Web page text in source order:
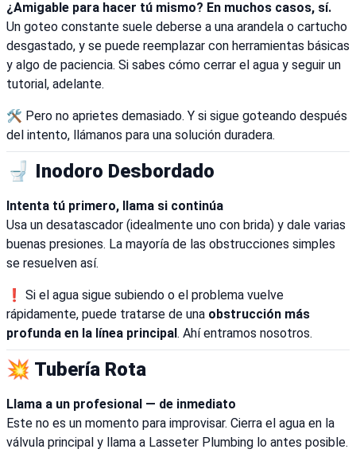
¿Amigable para hacer tú mismo? En muchos casos, sí.
Un goteo constante suele deberse a una arandela o cartucho
desgastado, y se puede reemplazar con herramientas básicas
y algo de paciencia. Si sabes cómo cerrar el agua y seguir un
tutorial, adelante.
🛠️ Pero no aprietes demasiado. Y si sigue goteando después
del intento, llámanos para una solución duradera.
🚽 Inodoro Desbordado
Intenta tú primero, llama si continúa
Usa un desatascador (idealmente uno con brida) y dale varias
buenas presiones. La mayoría de las obstrucciones simples
se resuelven así.
❗ Si el agua sigue subiendo o el problema vuelve
rápidamente, puede tratarse de una obstrucción más
profunda en la línea principal . Ahí entramos nosotros.
💥 Tubería Rota
Llama a un profesional — de inmediato
Este no es un momento para improvisar. Cierra el agua en la
válvula principal y llama a Lasseter Plumbing lo antes posible.